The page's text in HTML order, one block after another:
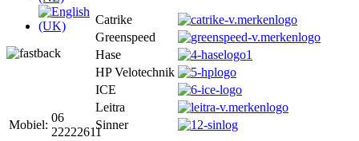
Catrike
Greenspeed
Hase
HP Velotechnik
ICE
Leitra
Sinner
Mobiel:
06
22222611